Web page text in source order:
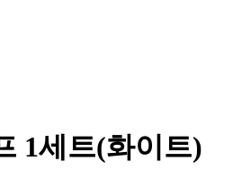
1세트(화이트)